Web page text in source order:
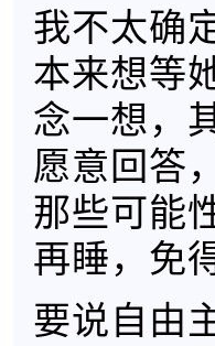
我不太确
本来想等
念一想，
愿意回答
那些可能
再睡，免
要说自由